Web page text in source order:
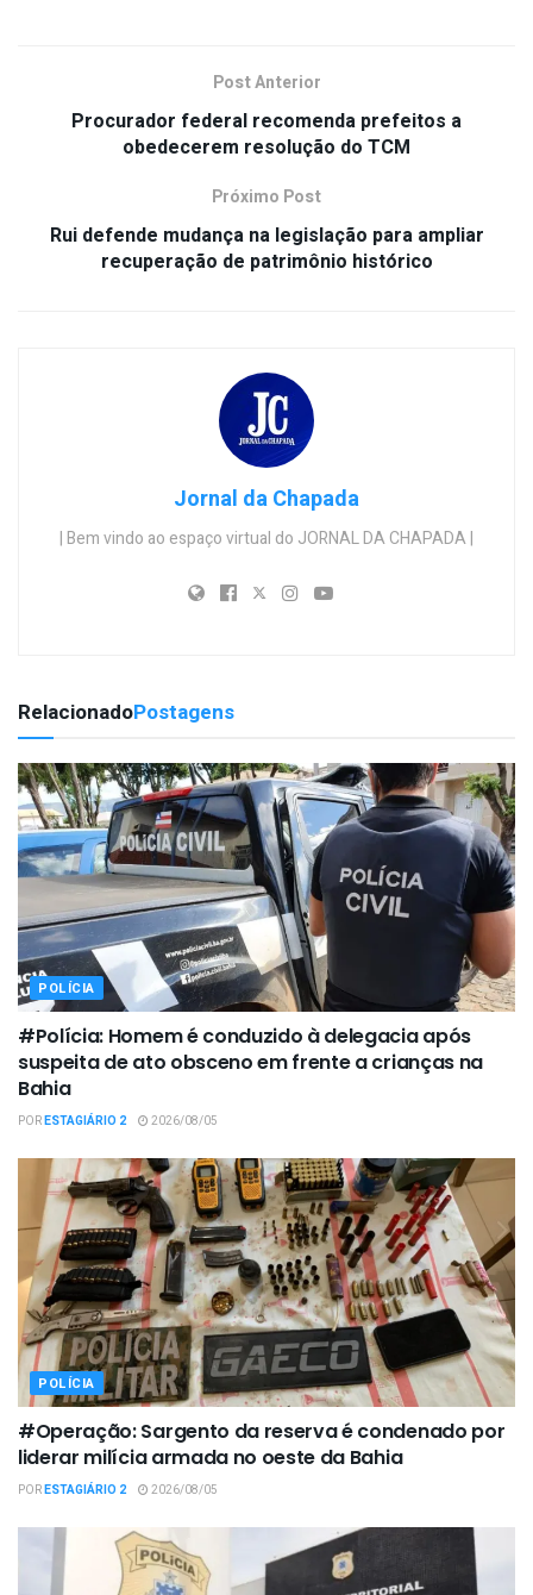
Post Anterior
Procurador federal recomenda prefeitos a
obedecerem resolução do TCM
Próximo Post
Rui defende mudança na legislação para ampliar
recuperação de patrimônio histórico
Jornal da Chapada
| Bem vindo ao espaço virtual do JORNAL DA CHAPADA |
RelacionadoPostagens
POLÍCIA
#Polícia: Homem é conduzido à delegacia após
suspeita de ato obsceno em frente a crianças na
Bahia
PORESTAGIÁRIO 2 2026/08/05
POLÍCIA
#Operação: Sargento da reserva é condenado por
liderar milícia armada no oeste da Bahia
PORESTAGIÁRIO 2 2026/08/05